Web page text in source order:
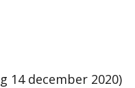
december 2020)